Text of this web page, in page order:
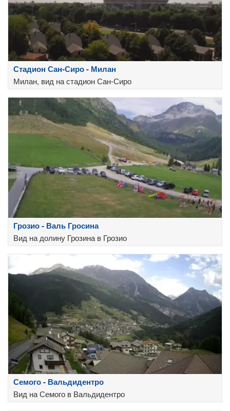
Стадион Сан-Сиро - Милан
Милан, вид на стадион Сан-Сиро
Грозио - Валь Гросина
Вид на долину Грозина в Грозио
Семого - Вальдидентро
Вид на Семого в Вальдидентро